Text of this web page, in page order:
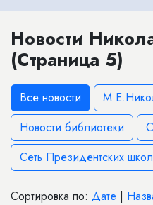
Новости
(Страница 5)
Все новости
Новости библиотеки
Сеть Президентских
Сортировка по: Дате |